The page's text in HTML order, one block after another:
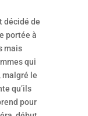
décidé de
portée à
mais
qui
malgré le
qu’ils
pour